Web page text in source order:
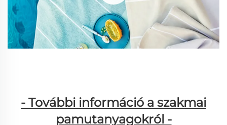
- További információ a szakmai
pamutanyagokról -